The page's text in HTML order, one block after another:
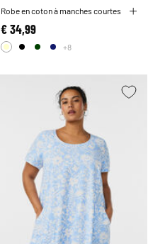
Robe en coton à manches courtes
€ 34,99
+8